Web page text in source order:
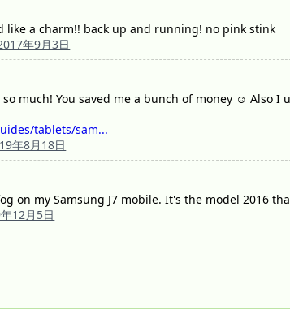
like a charm!! back up and running! no pink stink
年9月3日
so much! You saved me a bunch of money ☺️
tablets/sam...
年8月18日
on my Samsung J7 mobile. It's the model 2016
12月5日